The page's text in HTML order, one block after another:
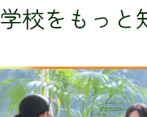
学校をもっと